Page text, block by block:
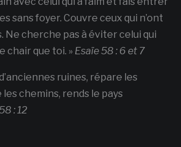
sans foyer. Couvre ceux qui n’ont
Ne cherche pas à éviter celui qui
chair que toi. » Esaïe 58 : 6 et 7
ruines, répare les
chemins, rends le pays
: 12